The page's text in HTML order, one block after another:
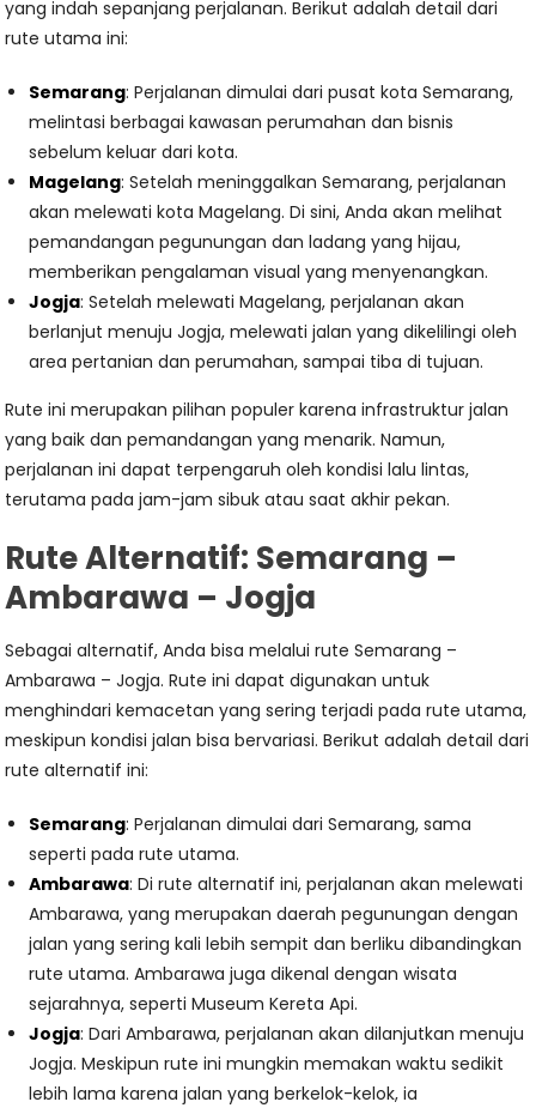
yang indah sepanjang perjalanan. Berikut adalah detail dari
rute utama ini:
Semarang: Perjalanan dimulai dari pusat kota Semarang,
melintasi berbagai kawasan perumahan dan bisnis
sebelum keluar dari kota.
Magelang: Setelah meninggalkan Semarang, perjalanan
akan melewati kota Magelang. Di sini, Anda akan melihat
pemandangan pegunungan dan ladang yang hijau,
memberikan pengalaman visual yang menyenangkan.
Jogja: Setelah melewati Magelang, perjalanan akan
berlanjut menuju Jogja, melewati jalan yang dikelilingi oleh
area pertanian dan perumahan, sampai tiba di tujuan.
Rute ini merupakan pilihan populer karena infrastruktur jalan
yang baik dan pemandangan yang menarik. Namun,
perjalanan ini dapat terpengaruh oleh kondisi lalu lintas,
terutama pada jam-jam sibuk atau saat akhir pekan.
Rute Alternatif: Semarang –
Ambarawa – Jogja
Sebagai alternatif, Anda bisa melalui rute Semarang –
Ambarawa – Jogja. Rute ini dapat digunakan untuk
menghindari kemacetan yang sering terjadi pada rute utama,
meskipun kondisi jalan bisa bervariasi. Berikut adalah detail dari
rute alternatif ini:
Semarang: Perjalanan dimulai dari Semarang, sama
seperti pada rute utama.
Ambarawa: Di rute alternatif ini, perjalanan akan melewati
Ambarawa, yang merupakan daerah pegunungan dengan
jalan yang sering kali lebih sempit dan berliku dibandingkan
rute utama. Ambarawa juga dikenal dengan wisata
sejarahnya, seperti Museum Kereta Api.
Jogja: Dari Ambarawa, perjalanan akan dilanjutkan menuju
Jogja. Meskipun rute ini mungkin memakan waktu sedikit
lebih lama karena jalan yang berkelok-kelok, ia